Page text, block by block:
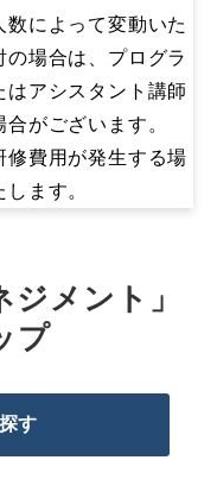
によって変動いた
の場合は、プログラ
はアシスタント講師
がございます。
修費用が発生する場
ます。
ジメント」
プ
す